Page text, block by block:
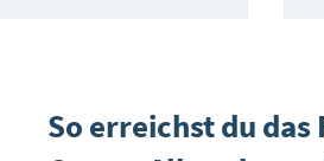
So erreichst du das